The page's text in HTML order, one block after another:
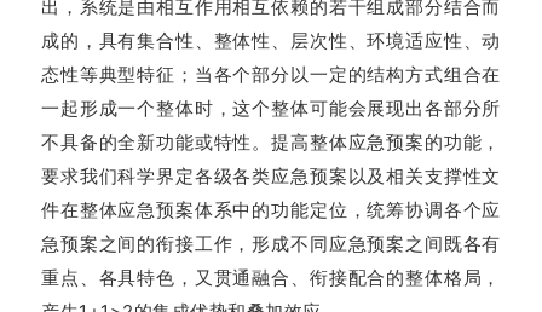
出，系统是由相互作用相互依赖的若干组成部分结合而
成的，具有集合性、整体性、层次性、环境适应性、动
态性等典型特征；当各个部分以一定的结构方式组合在
一起形成一个整体时，这个整体可能会展现出各部分所
不具备的全新功能或特性。提高整体应急预案的功能，
要求我们科学界定各级各类应急预案以及相关支撑性文
件在整体应急预案体系中的功能定位，统筹协调各个应
急预案之间的衔接工作，形成不同应急预案之间既各有
重点、各具特色，又贯通融合、衔接配合的整体格局，